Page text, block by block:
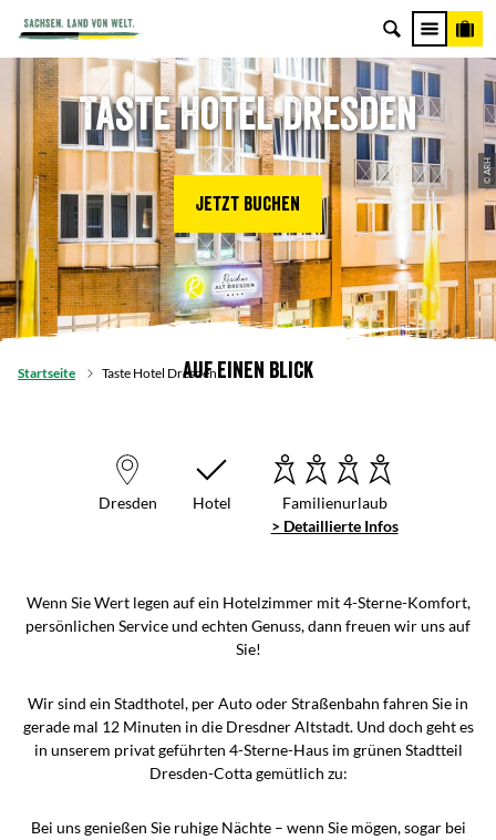
© ARH
Taste Hotel Dresden
Jetzt buchen
Startseite Taste Hotel DresdenAuf einen Blick
Dresden Hotel
Familienurlaub
> Detaillierte Infos
Wenn Sie Wert legen auf ein Hotelzimmer mit 4-Sterne-Komfort,
persönlichen Service und echten Genuss, dann freuen wir uns auf
Sie!
Wir sind ein Stadthotel, per Auto oder Straßenbahn fahren Sie in
gerade mal 12 Minuten in die Dresdner Altstadt. Und doch geht es
in unserem privat geführten 4-Sterne-Haus im grünen Stadtteil
Dresden-Cotta gemütlich zu:
Bei uns genießen Sie ruhige Nächte – wenn Sie mögen, sogar bei